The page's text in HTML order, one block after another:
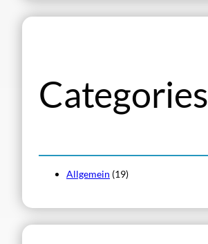
Categories
Allgemein (19)